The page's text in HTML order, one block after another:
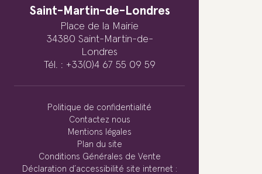
Saint-Martin-de-Londres
Place de la Mairie
34380 Saint-Martin-de-
Londres
Tél. : +33(0)4 67 55 09 59
Politique de confidentialité
Contactez nous
Mentions légales
Plan du site
Conditions Générales de Vente
Déclaration d’accessibilité site internet :